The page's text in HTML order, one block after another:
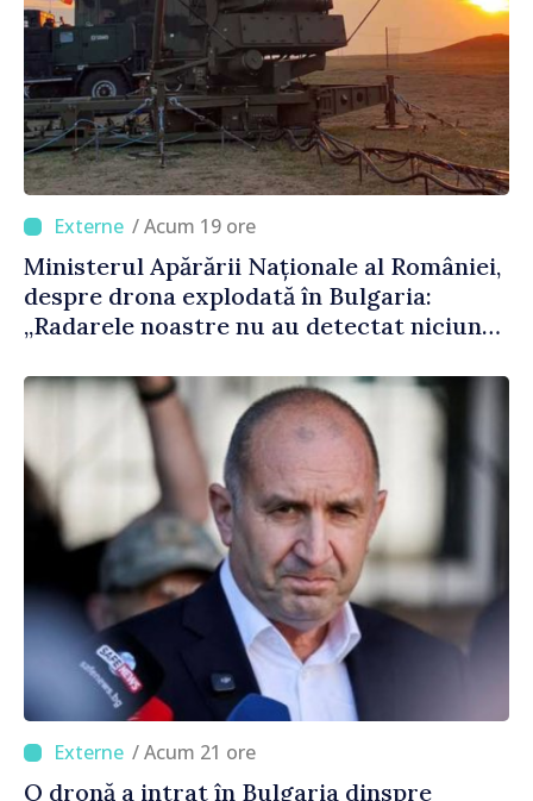
/ Acum 19 ore
Ministerul Apărării Naționale al României,
despre drona explodată în Bulgaria:
„Radarele noastre nu au detectat niciun
/ Acum 21 ore
O dronă a intrat în Bulgaria dinspre